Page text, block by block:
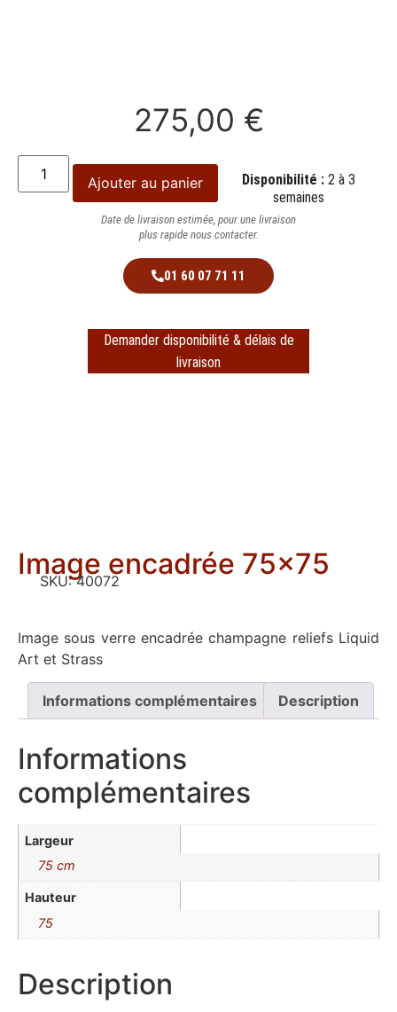
275,00 €
Ajouter au panier Disponibilité : 2 à 3
semaines
Date de livraison estimée, pour une livraison
plus rapide nous contacter.
01 60 07 71 11
Demander disponibilité & délais de
livraison
Image encadrée 75×75
SKU: 40072
Image sous verre encadrée champagne reliefs Liquid
Art et Strass
Informations complémentaires Description
Informations
complémentaires
Largeur
75 cm
Hauteur
75
Description